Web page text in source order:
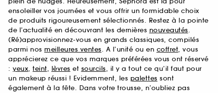
ensoleiller vos journées et vous offrir un formidable choix
de produits rigoureusement sélectionnés. Restez à la pointe
de l’actualité en découvrant les dernières nouveautés.
(Ré)approvisionnez-vous en grands classiques, compilés
parmi nos meilleures ventes. A l’unité ou en coffret, vous
apprécierez ce que vos marques préférées vous ont réservé
: yeux, teint, lèvres et sourcils, il y a tout ce qu’il faut pour
un makeup réussi ! Evidemment, les palettes sont
également à la fête. Dans votre trousse, n’oubliez pas